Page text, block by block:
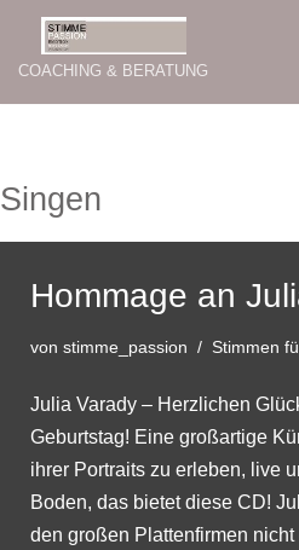
Zum
Inhalt
COACHING & BERATUNG
Singen
Hommage an
von stimme_passion Stimmen
Julia Varady – Herzlichen
Geburtstag! Eine großartige
ihrer Portraits zu erleben, live
Boden, das bietet diese CD!
den großen Plattenfirmen